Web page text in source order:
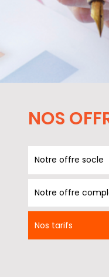
NOS
Notre offre socle
Notre offre
Nos tarifs